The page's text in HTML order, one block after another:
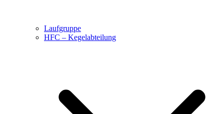
Laufgruppe
HFC – Kegelabteilung